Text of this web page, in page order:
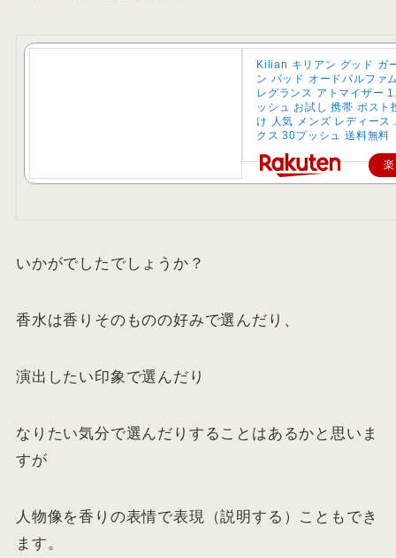
Kilian キリアン グッド ガ
ン バッド オードパルファ
レグランス アトマイザー
ッシュ お試し 携帯 ポスト
け 人気 メンズ レディース
クス 30プッシュ 送料無料
いかがでしたでしょうか？
香水は香りそのものの好みで選んだり、
演出したい印象で選んだり
なりたい気分で選んだりすることはあるかと思いま
すが
人物像を香りの表情で表現（説明する）こともでき
ます。